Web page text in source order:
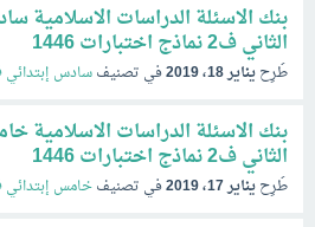
بنك الاسئلة الدراسات الاسلامية
الثاني ف2 نماذج اختبارات 1446
طُرِحيناير 18، 2019 في تصنيفسادس إبتدائي
بنك الاسئلة الدراسات الاسلامية
الثاني ف2 نماذج اختبارات 1446
طُرِحيناير 17، 2019 في تصنيفخامس إبتدائي